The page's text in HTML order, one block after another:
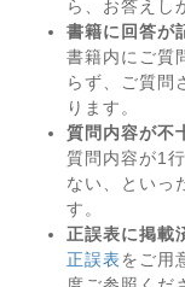
ら、お答えし
書籍に回答が
書籍内にご質
らず、ご質問
ります。
質問内容が不
質問内容が1
ない、といっ
す。
正誤表に掲載
正誤表をご用